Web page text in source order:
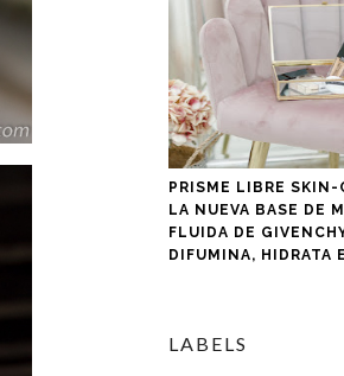
PRISME LIBRE SKIN-
LA NUEVA BASE DE
FLUIDA DE
DIFUMINA, HIDRATA
LABELS